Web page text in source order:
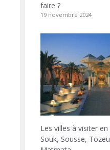
faire ?
19 novembre 2024
Les villes à visiter
Souk, Sousse,